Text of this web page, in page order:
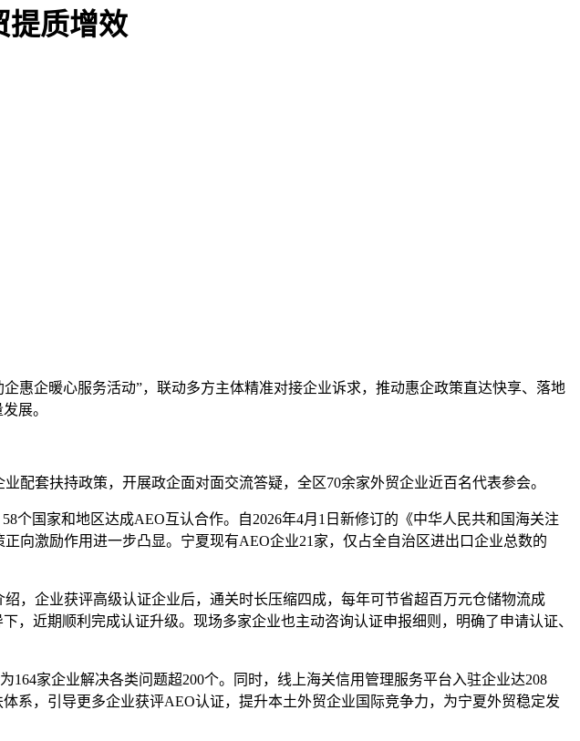
提质增效
企暖心服务活动”，联动多方主体精准对接企业诉求，推动惠企政策直达快享、落地
展。
套扶持政策，开展政企面对面交流答疑，全区70余家外贸企业近百名代表参会。
国家和地区达成AEO互认合作。自2026年4月1日新修订的《中华人民共和国海关注
向激励作用进一步凸显。宁夏现有AEO企业21家，仅占全自治区进出口企业总数的
企业获评高级认证企业后，通关时长压缩四成，每年可节省超百万元仓储物流成
近期顺利完成认证升级。现场多家企业也主动咨询认证申报细则，明确了申请认证、
家企业解决各类问题超200个。同时，线上海关信用管理服务平台入驻企业达208
系，引导更多企业获评AEO认证，提升本土外贸企业国际竞争力，为宁夏外贸稳定发